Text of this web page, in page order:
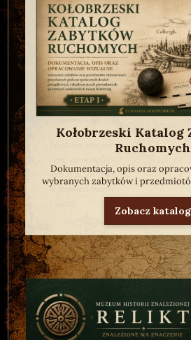
Kołobrzeski Katalog
Ruchomych
Dokumentacja, opis oraz
wybranych zabytków i
Zobacz katalog